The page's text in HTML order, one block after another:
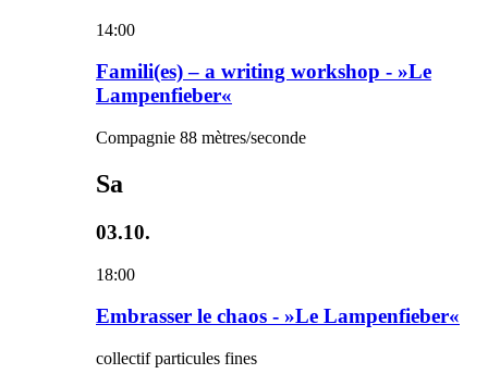
14:00
Famili(es) – a writing workshop - »Le
Lampenfieber«
Compagnie 88 mètres/seconde
Sa
03.10.
18:00
Embrasser le chaos - »Le Lampenfieber«
collectif particules fines